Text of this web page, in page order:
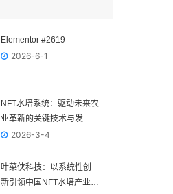
Elementor #2619
2026-6-1
NFT水培系统：驱动未来农
业革新的关键技术与发展
前景2026-3-4
叶菜侠科技：以系统性创
新引领中国NFT水培产业高